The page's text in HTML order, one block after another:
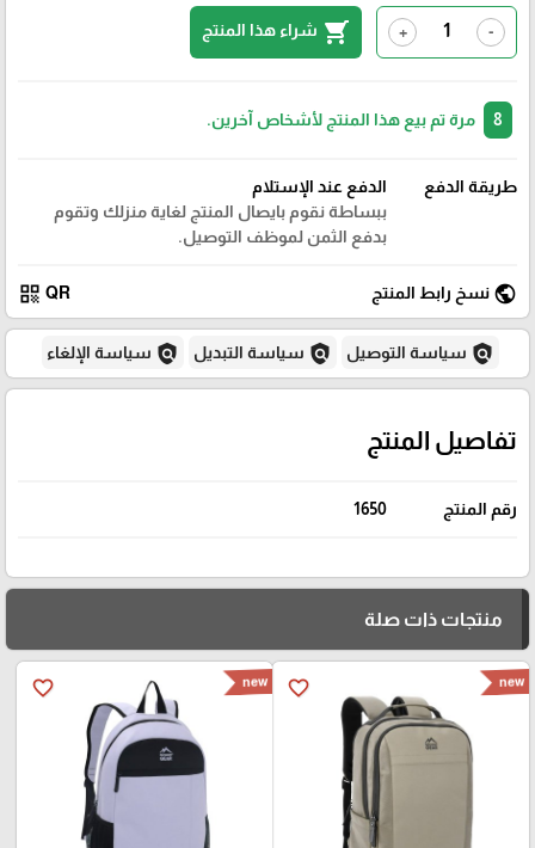
-
+
shopping_cart شراء هذا المنتج
مرة تم بيع هذا المنتج لأشخاص آخرين.
طريقة الدفع
الدفع عند الإستلام
ببساطة نقوم بايصال المنتج لغاية منزلك وتقوم
بدفع الثمن لموظف التوصيل.
public نسخ رابط المنتج QR
qr_code
policy سياسة التوصيل policy سياسة التبديل policy سياسة الإلغاء
تفاصيل المنتج
رقم المنتج 1650
منتجات ذات صلة
favorite_border new
favorite_border new